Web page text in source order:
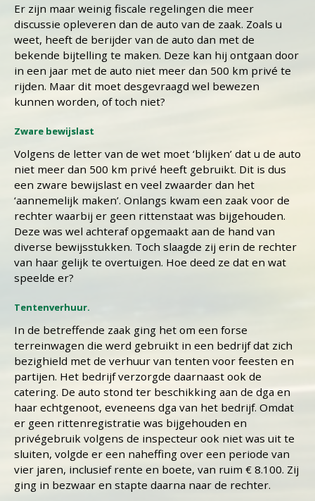
Er zijn maar weinig fiscale regelingen die meer
discussie opleveren dan de auto van de zaak. Zoals u
weet, heeft de berijder van de auto dan met de
bekende bijtelling te maken. Deze kan hij ontgaan door
in een jaar met de auto niet meer dan 500 km privé te
rijden. Maar dit moet desgevraagd wel bewezen
kunnen worden, of toch niet?
Zware bewijslast
Volgens de letter van de wet moet ‘blijken’ dat u de auto
niet meer dan 500 km privé heeft gebruikt. Dit is dus
een zware bewijslast en veel zwaarder dan het
‘aannemelijk maken’. Onlangs kwam een zaak voor de
rechter waarbij er geen rittenstaat was bijgehouden.
Deze was wel achteraf opgemaakt aan de hand van
diverse bewijsstukken. Toch slaagde zij erin de rechter
van haar gelijk te overtuigen. Hoe deed ze dat en wat
speelde er?
Tentenverhuur.
In de betreffende zaak ging het om een forse
terreinwagen die werd gebruikt in een bedrijf dat zich
bezighield met de verhuur van tenten voor feesten en
partijen. Het bedrijf verzorgde daarnaast ook de
catering. De auto stond ter beschikking aan de dga en
haar echtgenoot, eveneens dga van het bedrijf. Omdat
er geen rittenregistratie was bijgehouden en
privégebruik volgens de inspecteur ook niet was uit te
sluiten, volgde er een naheffing over een periode van
vier jaren, inclusief rente en boete, van ruim € 8.100. Zij
ging in bezwaar en stapte daarna naar de rechter.